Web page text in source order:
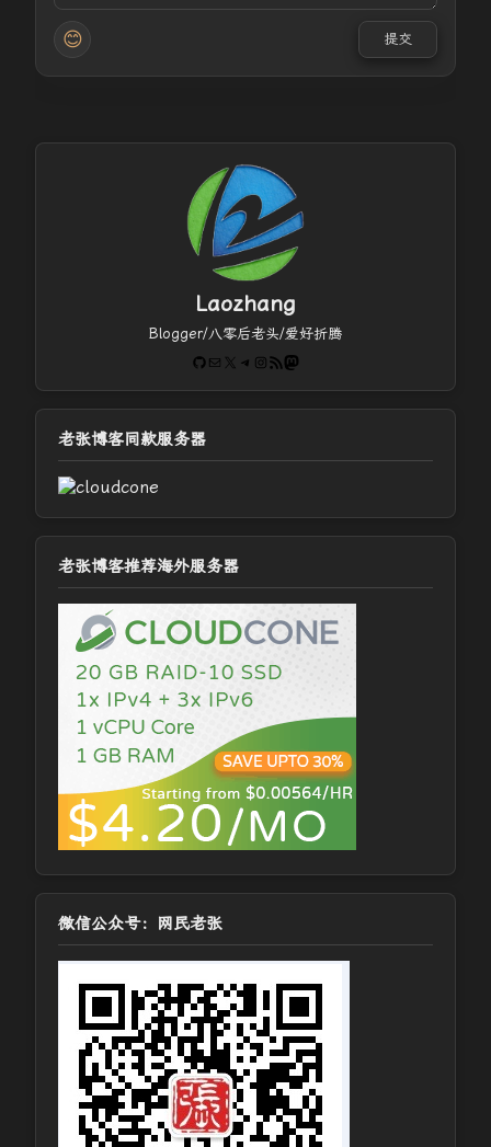
😊 提交
Laozhang
Blogger/八零后老头/爱好折腾
GitHub
电子邮件 X Telegram
Instagram
RSS FeedMastodon
老张博客同款服务器
老张博客推荐海外服务器
微信公众号：网民老张